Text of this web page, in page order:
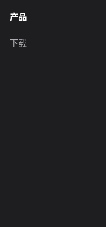
产品
下载